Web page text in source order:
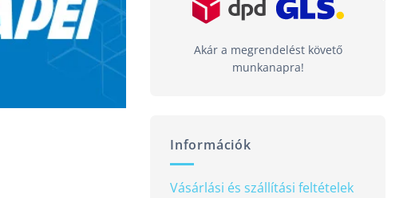
Akár a megrendelést követő
munkanapra!
Információk
Vásárlási és szállítási feltételek